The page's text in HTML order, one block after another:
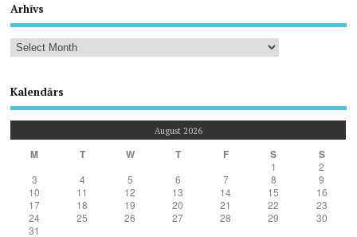
Arhīvs
Kalendārs
August 2026
M T W T F S S
1
2
3
4 5 6 7 8
9
10
11 12 13 14 15
16
17
18 19 20 21 22
23
24
25 26 27 28 29
30
31